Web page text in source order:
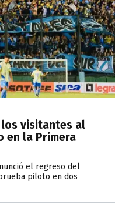
los visitantes al
en la Primera
el regreso del
piloto en dos